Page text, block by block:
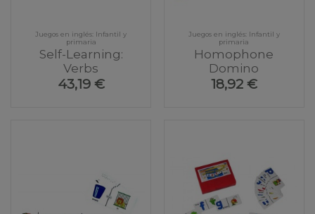
Juegos en inglés: Infantil y
primaria
Self-Learning:
Verbs
43,19 €
Juegos en inglés: Infantil y
primaria
Homophone
Domino
18,92 €